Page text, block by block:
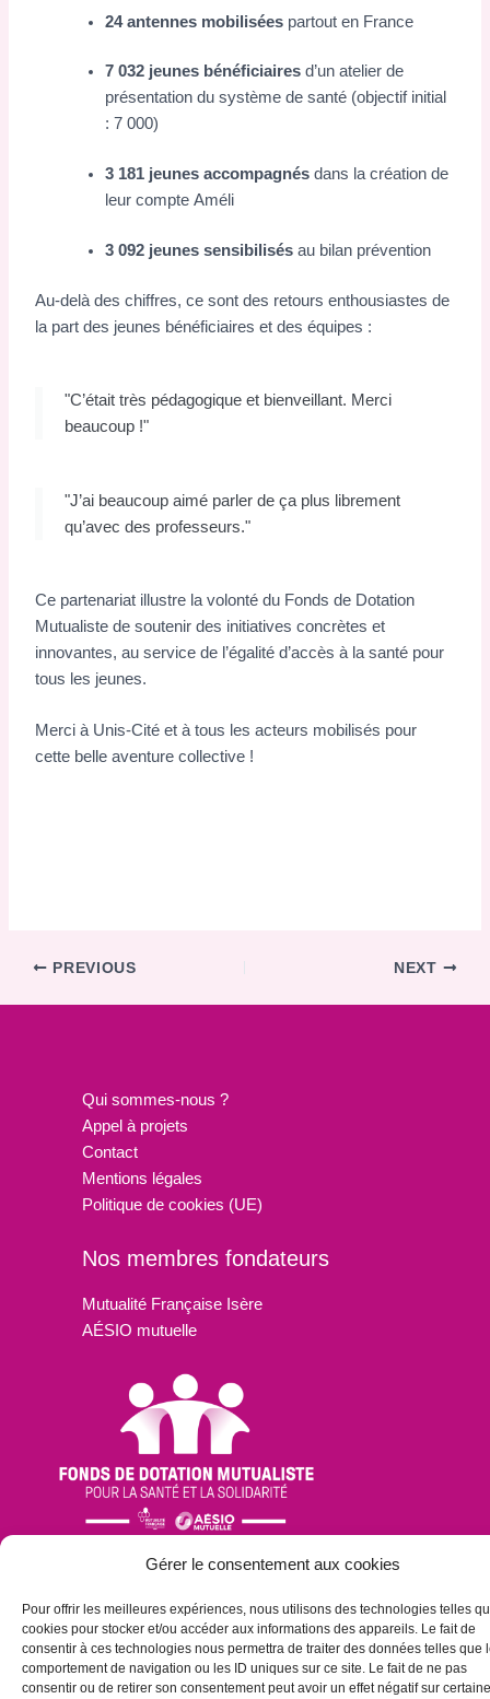
Gérer le consentement aux cookies
Pour offrir les meilleures expériences, nous utilisons des technologies telles
cookies pour stocker et/ou accéder aux informations des appareils. Le fait de
consentir à ces technologies nous permettra de traiter des données telles que
comportement de navigation ou les ID uniques sur ce site. Le fait de ne pas
consentir ou de retirer son consentement peut avoir un effet négatif sur
24 antennes mobilisées partout en France
7 032 jeunes bénéficiaires d’un atelier de
présentation du système de santé (objectif initial
: 7 000)
3 181 jeunes accompagnés dans la création de
leur compte Améli
3 092 jeunes sensibilisés au bilan prévention
Au-delà des chiffres, ce sont des retours enthousiastes de
la part des jeunes bénéficiaires et des équipes :
"C’était très pédagogique et bienveillant. Merci
beaucoup !"
"J’ai beaucoup aimé parler de ça plus librement
qu’avec des professeurs."
Ce partenariat illustre la volonté du Fonds de Dotation
Mutualiste de soutenir des initiatives concrètes et
innovantes, au service de l’égalité d’accès à la santé pour
tous les jeunes.
Merci à Unis-Cité et à tous les acteurs mobilisés pour
cette belle aventure collective !
PREVIOUS NEXT
Qui sommes-nous ?
Appel à projets
Contact
Mentions légales
Politique de cookies (UE)
Nos membres fondateurs
Mutualité Française Isère
AÉSIO mutuelle